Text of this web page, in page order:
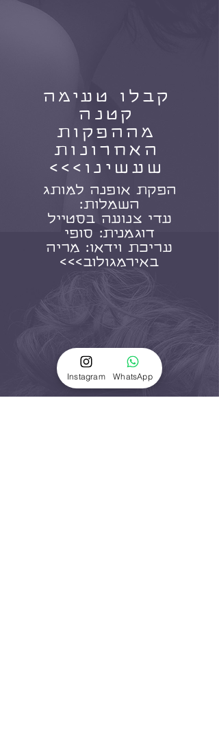
קבלו טעימה
קטנה
מההפקות
האחרונות
שעשינו>>>
הפקת אופנה למותג
השמלות:
עדי צנועה בסטייל
דוגמנית: סופי
עריכת וידאו: מריה
באירמגולוב>>>
Instagram WhatsApp